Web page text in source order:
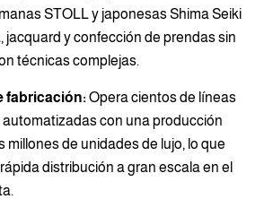
STOLL y japonesas Shima Seiki
jacquard y confección de prendas sin
técnicas complejas.
fabricación: Opera cientos de líneas
con una producción
millones de unidades de lujo, lo que
distribución a gran escala en el